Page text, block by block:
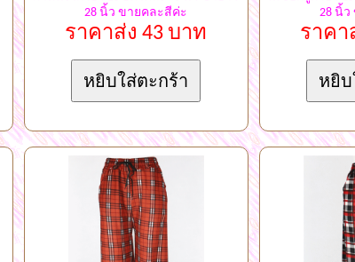
28 นิ้ว ขายคละสีค่ะ
ราคาส่ง 43 บาท
28 นิ้ว
ราคา